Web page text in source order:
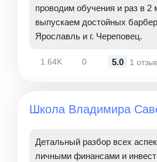
проводим обучения и раз в 2
выпускаем достойных
Ярославль и г. Череповец.
1.64K 0 5.0 1
Школа Владимира
Детальный разбор всех
личными финансами и